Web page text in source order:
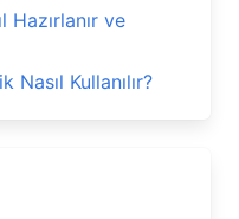
Hazırlanır ve
Kullanılır?